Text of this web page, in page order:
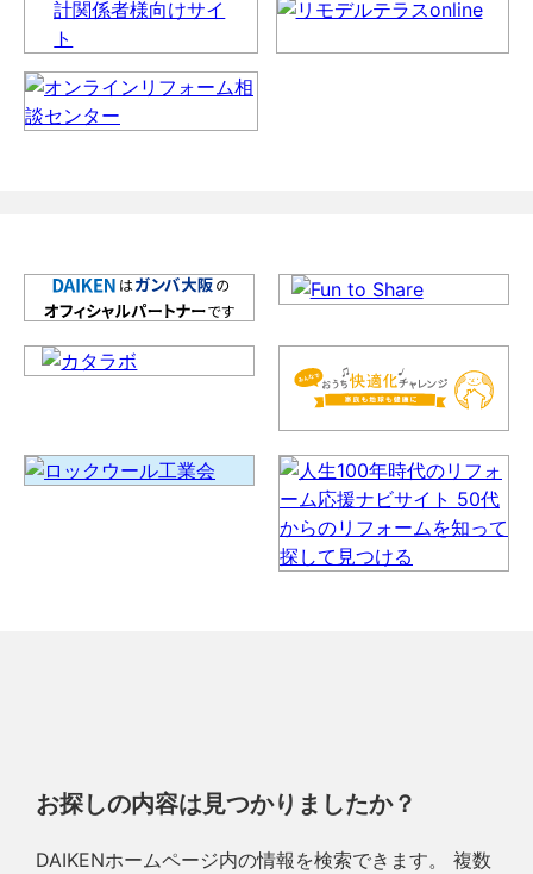
お探しの内容は見つかりましたか？
DAIKENホームページ内の情報を検索できます。 複数